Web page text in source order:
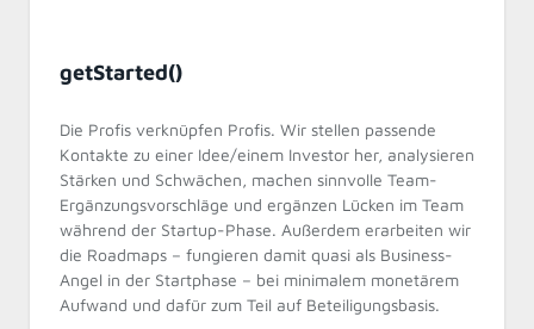
getStarted()
Die Profis verknüpfen Profis. Wir stellen passende
Kontakte zu einer Idee/einem Investor her, analysieren
Stärken und Schwächen, machen sinnvolle Team-
Ergänzungsvorschläge und ergänzen Lücken im Team
während der Startup-Phase. Außerdem erarbeiten wir
die Roadmaps – fungieren damit quasi als Business-
Angel in der Startphase – bei minimalem monetärem
Aufwand und dafür zum Teil auf Beteiligungsbasis.